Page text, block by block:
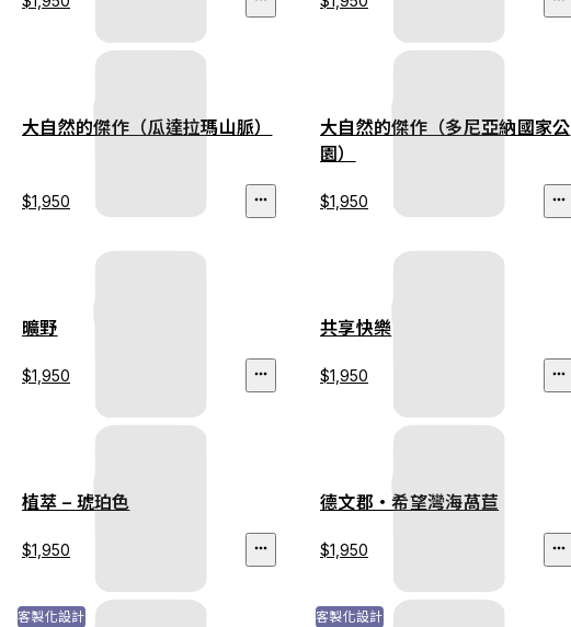
大自然的傑作（瓜達拉瑪山脈）
$1,950
大自然的傑作（多尼亞納國家公
園）
$1,950
曠野
$1,950
共享快樂
$1,950
植萃 – 琥珀色
$1,950
德文郡・希望灣海萵苣
$1,950
客製化設計 客製化設計